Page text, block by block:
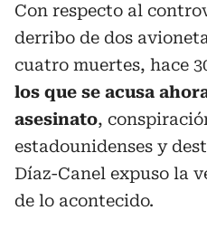
Con respecto al
derribo de dos
cuatro muertes, hace
los que se acusa
asesinato,
estadounidenses y
Díaz-Canel expuso la
de lo acontecido.